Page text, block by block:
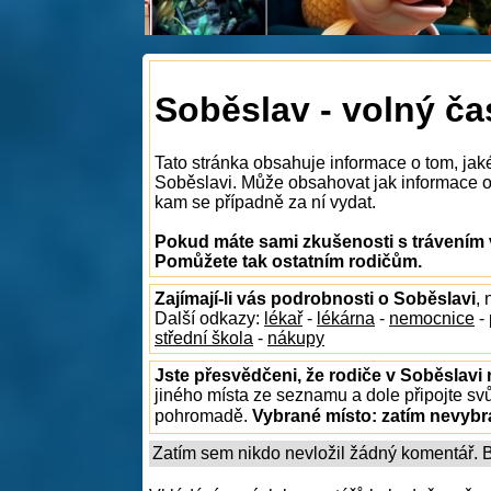
Soběslav - volný
Tato stránka obsahuje informace o tom,
Soběslavi. Může obsahovat jak informace
kam se případně za ní vydat.
Pokud máte sami zkušenosti s
Pomůžete tak ostatním rodičům.
Zajímají-li vás podrobnosti o Soběslavi,
Další odkazy: lékař - lékárna - nemocnice -
střední škola - nákupy
Jste přesvědčeni, že rodiče v Soběslavi
jiného místa ze seznamu a dole připojte
pohromadě. Vybrané místo: zatím
Zatím sem nikdo nevložil žádný komentář.